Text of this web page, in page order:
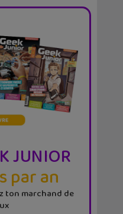
JUNIOR
par an
ton marchand de